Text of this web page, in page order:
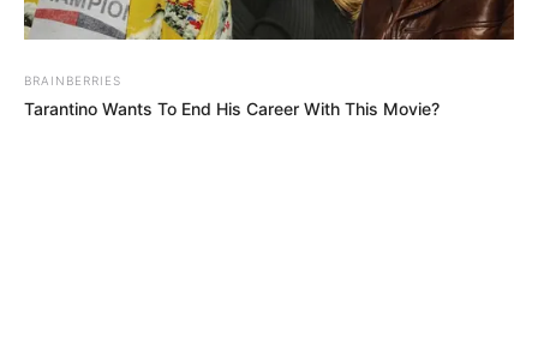
Urlaubsinsel
Insel
spanischer
BRAINBERRIES
Tarantino Wants To End His Career With This Movie?